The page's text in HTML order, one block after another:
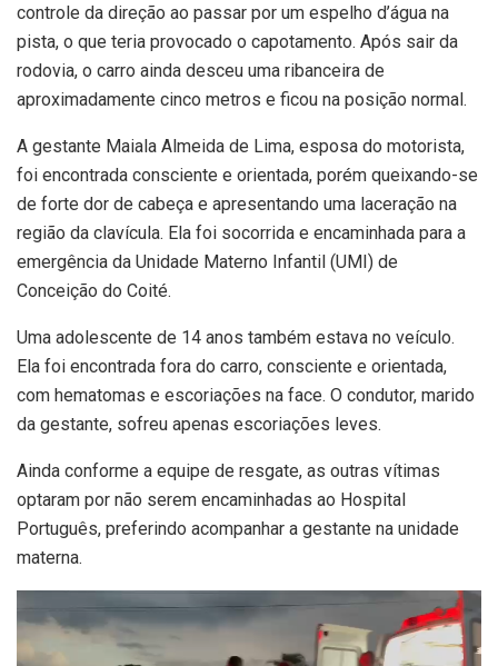
controle da direção ao passar por um espelho d’água na
pista, o que teria provocado o capotamento. Após sair da
rodovia, o carro ainda desceu uma ribanceira de
aproximadamente cinco metros e ficou na posição normal.
A gestante Maiala Almeida de Lima, esposa do motorista,
foi encontrada consciente e orientada, porém queixando-se
de forte dor de cabeça e apresentando uma laceração na
região da clavícula. Ela foi socorrida e encaminhada para a
emergência da Unidade Materno Infantil (UMI) de
Conceição do Coité.
Uma adolescente de 14 anos também estava no veículo.
Ela foi encontrada fora do carro, consciente e orientada,
com hematomas e escoriações na face. O condutor, marido
da gestante, sofreu apenas escoriações leves.
Ainda conforme a equipe de resgate, as outras vítimas
optaram por não serem encaminhadas ao Hospital
Português, preferindo acompanhar a gestante na unidade
materna.
de
vídeo